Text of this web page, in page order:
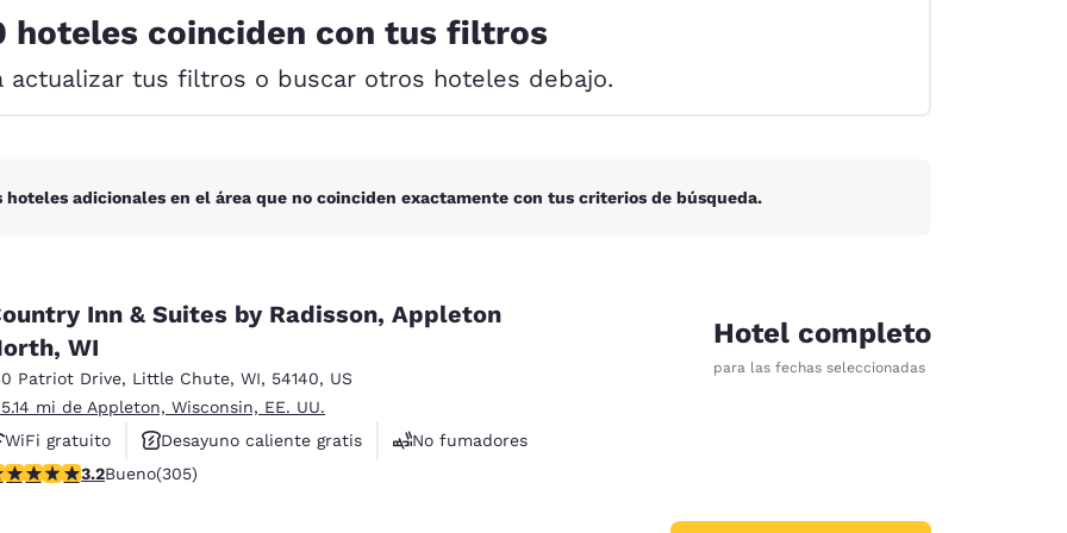
Español English
France France
English
hoteles coinciden con tus filtros
actualizar tus filtros o buscar otros hoteles debajo.
adicionales en el área que no coinciden exactamente con tus criterios de búsqueda.
Inn & Suites by Radisson, Appleton
WI
Patriot Drive, Little Chute, WI, 54140, US
5.14 mi de Appleton, Wisconsin, EE. UU.
WiFi gratuito
Desayuno caliente gratis
No fumadores
de 3.24 estrellas. Bueno. 305 reseñas
3.2Bueno(305)
Hotel completo
para las fechas seleccionadas